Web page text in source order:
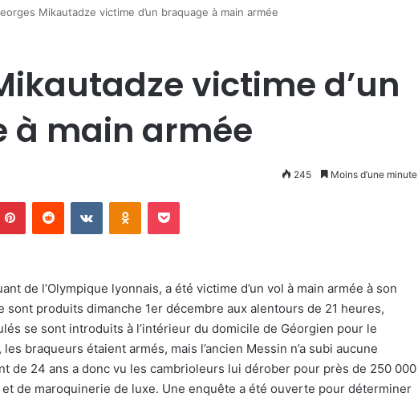
Mikautadze victime d’un braquage à main armée
victime d’un
à main armée
245 Moins d’une minute
PinterestReddit VKontakteOdnoklassniki
Pocket
de l’Olympique lyonnais, a été victime d’un vol à main armée à son
sont produits dimanche 1er décembre aux alentours de 21 heures,
se sont introduits à l’intérieur du domicile de Géorgien pour le
braqueurs étaient armés, mais l’ancien Messin n’a subi aucune
de 24 ans a donc vu les cambrioleurs lui dérober pour près de 250 000
de maroquinerie de luxe. Une enquête a été ouverte pour déterminer